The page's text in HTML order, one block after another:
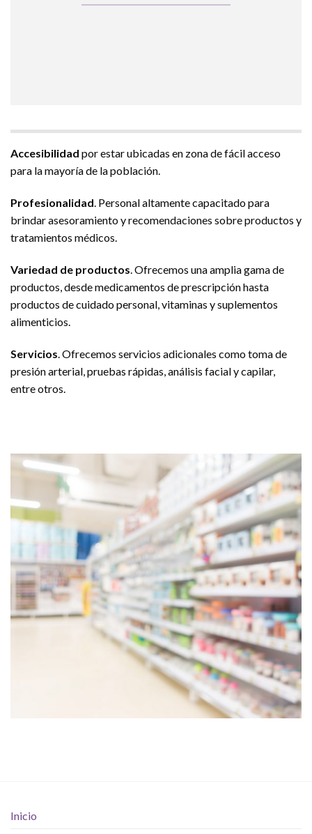
Accesibilidad por estar ubicadas en zona de fácil acceso
para la mayoría de la población.
Profesionalidad. Personal altamente capacitado para
brindar asesoramiento y recomendaciones sobre productos y
tratamientos médicos.
Variedad de productos. Ofrecemos una amplia gama de
productos, desde medicamentos de prescripción hasta
productos de cuidado personal, vitaminas y suplementos
alimenticios.
Servicios. Ofrecemos servicios adicionales como toma de
presión arterial, pruebas rápidas, análisis facial y capilar,
entre otros.
Inicio